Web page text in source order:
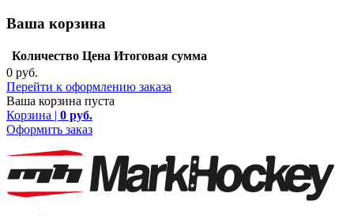
Ваша корзина
Количество Цена Итоговая сумма
0 руб.
Перейти к оформлению заказа
Ваша корзина пуста
Корзина | 0 руб.
Оформить заказ